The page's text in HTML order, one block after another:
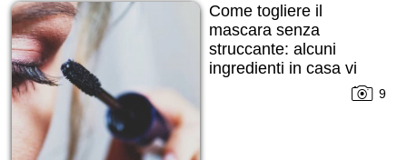
Come togliere il
mascara senza
struccante: alcuni
ingredienti in casa vi
9